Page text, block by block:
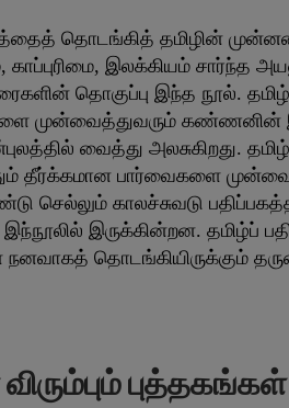
தொடங்கித் தமிழின்
இலக்கியம் சார்ந்த
தொகுப்பு இந்த நூல்.
முன்வைத்துவரும் கண்ணனின்
வைத்து அலசுகிறது.
தீர்க்கமான பார்வைகளை
செல்லும் காலச்சுவடு
இருக்கின்றன. தமிழ்ப்
தொடங்கியிருக்கும்
புத்தகங்கள்